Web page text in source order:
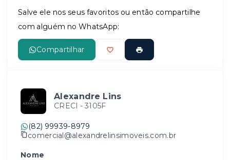
Salve ele nos seus favoritos ou então compartilhe
com alguém no WhatsApp:
Compartilhar
Alexandre Lins
CRECI - 3105F
(82) 99939-8979
comercial@alexandrelinsimoveis.com.br
Nome